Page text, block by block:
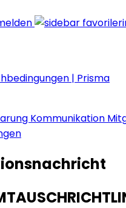
| Prisma
Kommunikation